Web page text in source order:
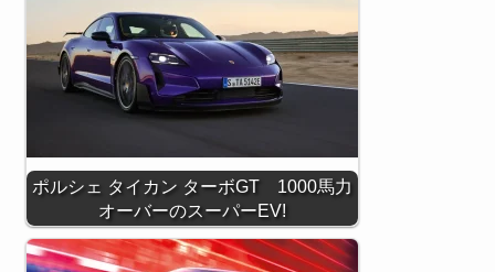
ポルシェ タイカン ターボGT 1000馬力
オーバーのスーパーEV!